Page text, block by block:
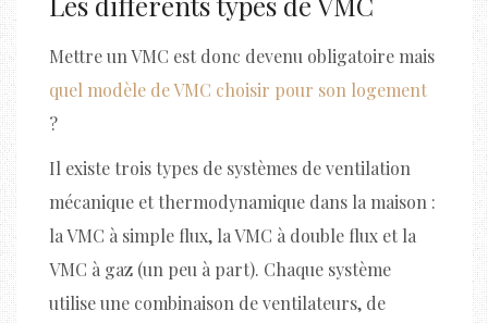
Mettre un VMC est donc devenu obligatoire mais
quel modèle de VMC choisir pour son logement
?
Il existe trois types de systèmes de ventilation
mécanique et thermodynamique dans la maison :
la VMC à simple flux, la VMC à double flux et la
VMC à gaz (un peu à part). Chaque système
utilise une combinaison de ventilateurs, de